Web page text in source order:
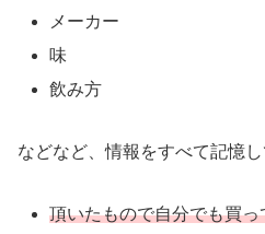
メーカー
味
飲み方
などなど、情報をすべて記憶
頂いたもので自分でも買っ